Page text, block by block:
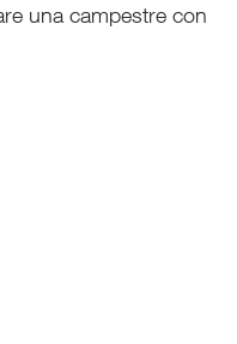
una campestre con